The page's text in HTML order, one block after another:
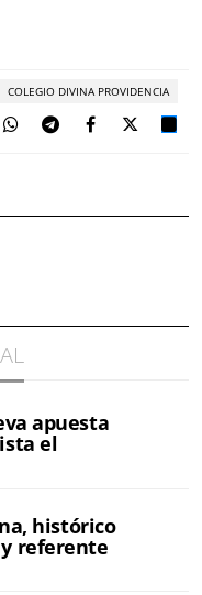
COLEGIO DIVINA PROVIDENCIA
apuesta
el
histórico
referente